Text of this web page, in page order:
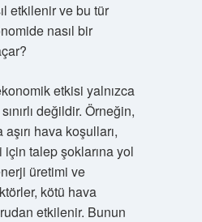
etkilenir ve bu tür
nasıl bir
etkisi yalnızca
değildir. Örneğin,
hava koşulları,
talep şoklarına yol
üretimi ve
kötü hava
etkilenir. Bunun